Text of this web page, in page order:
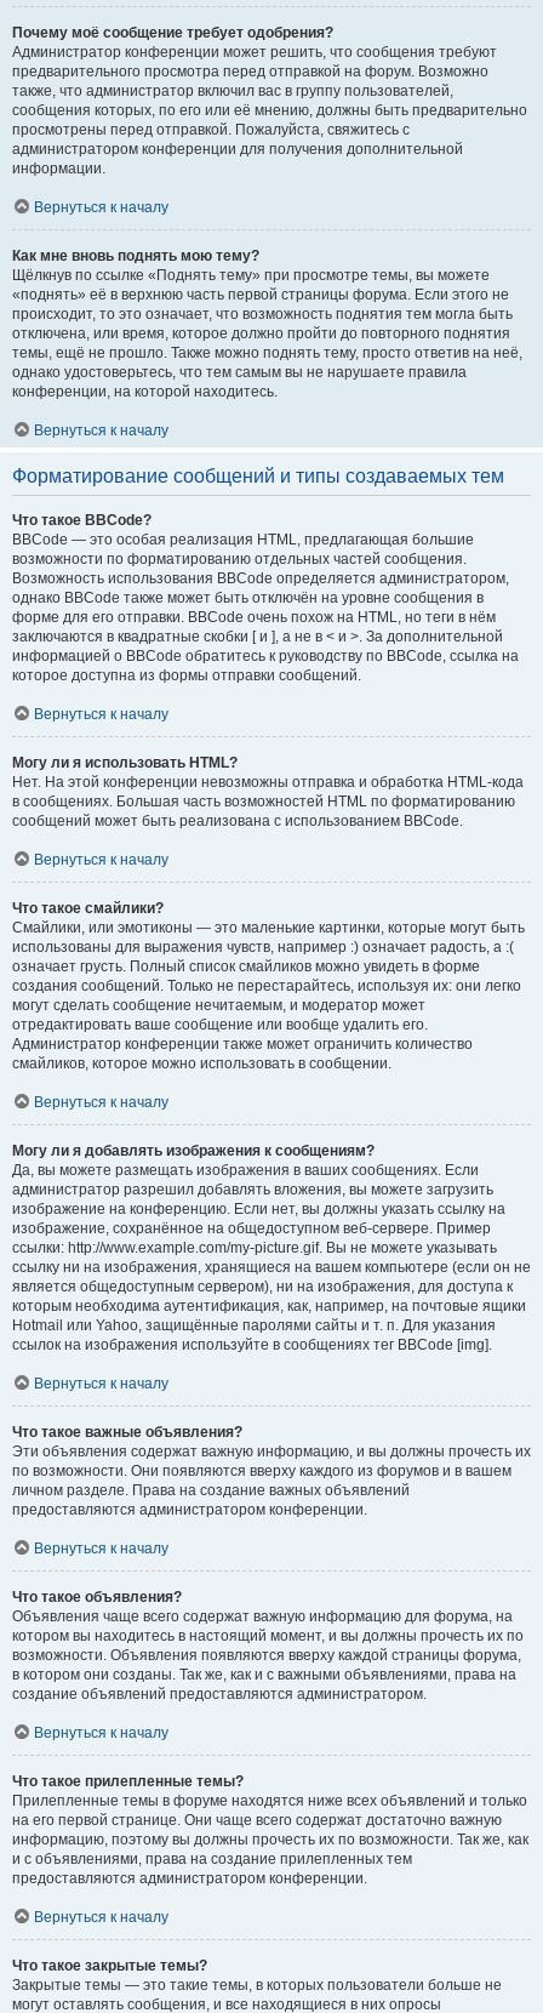
Почему моё сообщение требует одобрения?
Администратор конференции может решить, что сообщения требуют
предварительного просмотра перед отправкой на форум. Возможно
также, что администратор включил вас в группу пользователей,
сообщения которых, по его или её мнению, должны быть предварительно
просмотрены перед отправкой. Пожалуйста, свяжитесь с
администратором конференции для получения дополнительной
информации.
Вернуться к началу
Как мне вновь поднять мою тему?
Щёлкнув по ссылке «Поднять тему» при просмотре темы, вы можете
«поднять» её в верхнюю часть первой страницы форума. Если этого не
происходит, то это означает, что возможность поднятия тем могла быть
отключена, или время, которое должно пройти до повторного поднятия
темы, ещё не прошло. Также можно поднять тему, просто ответив на неё,
однако удостоверьтесь, что тем самым вы не нарушаете правила
конференции, на которой находитесь.
Вернуться к началу
Форматирование сообщений и типы создаваемых тем
Что такое BBCode?
BBCode — это особая реализация HTML, предлагающая большие
возможности по форматированию отдельных частей сообщения.
Возможность использования BBCode определяется администратором,
однако BBCode также может быть отключён на уровне сообщения в
форме для его отправки. BBCode очень похож на HTML, но теги в нём
заключаются в квадратные скобки [ и ], а не в < и >. За дополнительной
информацией о BBCode обратитесь к руководству по BBCode, ссылка на
которое доступна из формы отправки сообщений.
Вернуться к началу
Могу ли я использовать HTML?
Нет. На этой конференции невозможны отправка и обработка HTML-кода
в сообщениях. Большая часть возможностей HTML по форматированию
сообщений может быть реализована с использованием BBCode.
Вернуться к началу
Что такое смайлики?
Смайлики, или эмотиконы — это маленькие картинки, которые могут быть
использованы для выражения чувств, например :) означает радость, а :(
означает грусть. Полный список смайликов можно увидеть в форме
создания сообщений. Только не перестарайтесь, используя их: они легко
могут сделать сообщение нечитаемым, и модератор может
отредактировать ваше сообщение или вообще удалить его.
Администратор конференции также может ограничить количество
смайликов, которое можно использовать в сообщении.
Вернуться к началу
Могу ли я добавлять изображения к сообщениям?
Да, вы можете размещать изображения в ваших сообщениях. Если
администратор разрешил добавлять вложения, вы можете загрузить
изображение на конференцию. Если нет, вы должны указать ссылку на
изображение, сохранённое на общедоступном веб-сервере. Пример
ссылки: http://www.example.com/my-picture.gif. Вы не можете указывать
ссылку ни на изображения, хранящиеся на вашем компьютере (если он не
является общедоступным сервером), ни на изображения, для доступа к
которым необходима аутентификация, как, например, на почтовые ящики
Hotmail или Yahoo, защищённые паролями сайты и т. п. Для указания
ссылок на изображения используйте в сообщениях тег BBCode [img].
Вернуться к началу
Что такое важные объявления?
Эти объявления содержат важную информацию, и вы должны прочесть их
по возможности. Они появляются вверху каждого из форумов и в вашем
личном разделе. Права на создание важных объявлений
предоставляются администратором конференции.
Вернуться к началу
Что такое объявления?
Объявления чаще всего содержат важную информацию для форума, на
котором вы находитесь в настоящий момент, и вы должны прочесть их по
возможности. Объявления появляются вверху каждой страницы форума,
в котором они созданы. Так же, как и с важными объявлениями, права на
создание объявлений предоставляются администратором.
Вернуться к началу
Что такое прилепленные темы?
Прилепленные темы в форуме находятся ниже всех объявлений и только
на его первой странице. Они чаще всего содержат достаточно важную
информацию, поэтому вы должны прочесть их по возможности. Так же, как
и с объявлениями, права на создание прилепленных тем
предоставляются администратором конференции.
Вернуться к началу
Что такое закрытые темы?
Закрытые темы — это такие темы, в которых пользователи больше не
могут оставлять сообщения, и все находящиеся в них опросы